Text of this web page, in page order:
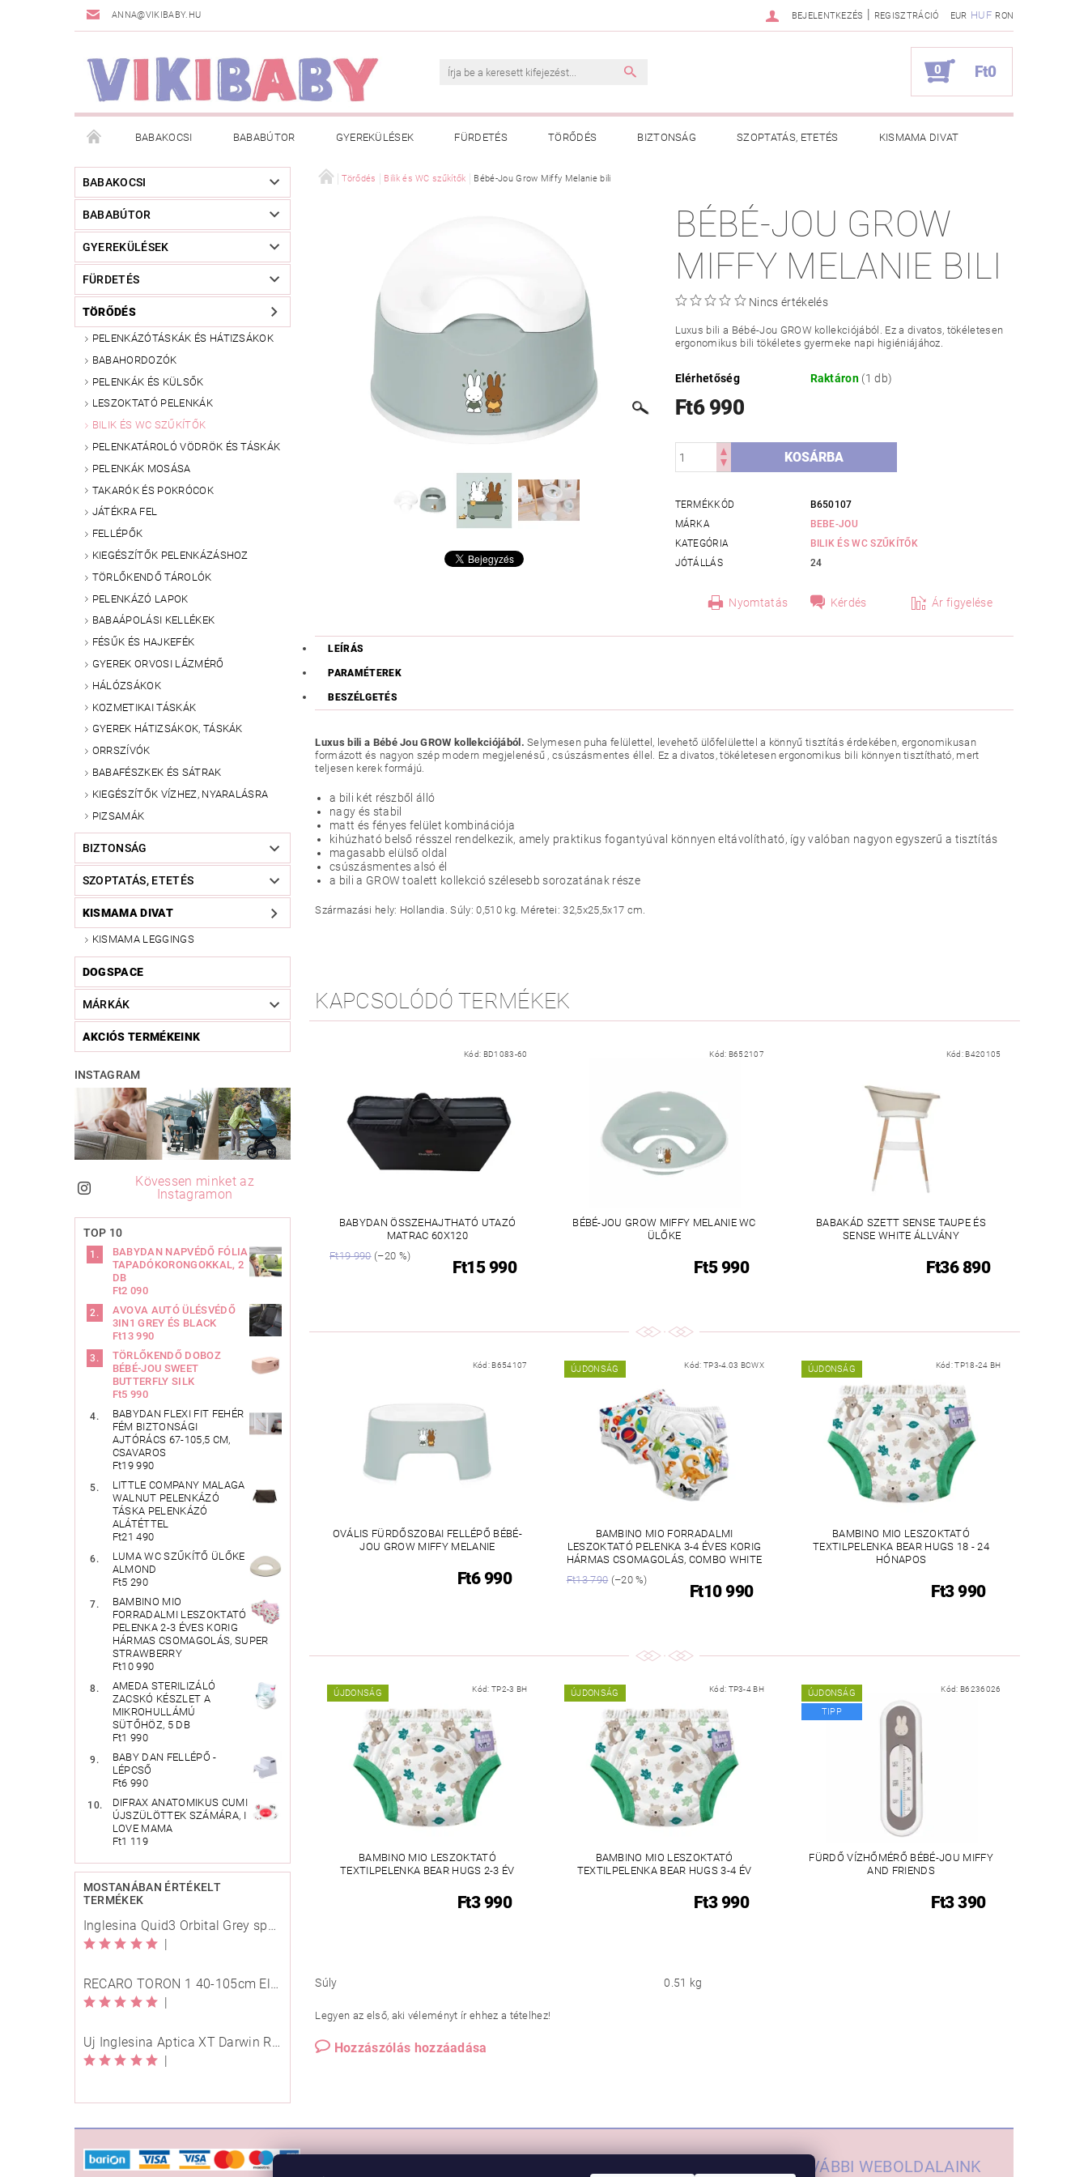
ANNA@VIKIBABY.HU EUR HUF RON
BEJELENTKEZÉS | REGISZTRÁCIÓ
0 Ft0
BABAKOCSI BABABÚTOR GYEREKÜLÉSEK FÜRDETÉS TÖRŐDÉS BIZTONSÁG SZOPTATÁS, ETETÉS KISMAMA DIVAT
DOGSPACE AKCIÓS TERMÉKEINK VÁSÁRLÁSI FELTÉTELEK ADATKEZELÉSI TÁJÉKOZTATÓ
TÖRZSVÁSÁRLÓI PROGRAM RÓLUNK HASZNOS TANÁCSOK RENDELÉSEM
BABAKOCSI
BABABÚTOR
GYEREKÜLÉSEK
FÜRDETÉS
TÖRŐDÉS
PELENKÁZÓTÁSKÁK ÉS HÁTIZSÁKOK
BABAHORDOZÓK
PELENKÁK ÉS KÜLSŐK
LESZOKTATÓ PELENKÁK
BILIK ÉS WC SZŰKÍTŐK
PELENKATÁROLÓ VÖDRÖK ÉS TÁSKÁK
PELENKÁK MOSÁSA
TAKARÓK ÉS POKRÓCOK
JÁTÉKRA FEL
FELLÉPŐK
KIEGÉSZÍTŐK PELENKÁZÁSHOZ
TÖRLŐKENDŐ TÁROLÓK
PELENKÁZÓ LAPOK
BABAÁPOLÁSI KELLÉKEK
FÉSŰK ÉS HAJKEFÉK
GYEREK ORVOSI LÁZMÉRŐ
HÁLÓZSÁKOK
KOZMETIKAI TÁSKÁK
GYEREK HÁTIZSÁKOK, TÁSKÁK
ORRSZÍVÓK
BABAFÉSZKEK ÉS SÁTRAK
KIEGÉSZÍTŐK VÍZHEZ, NYARALÁSRA
PIZSAMÁK
BIZTONSÁG
SZOPTATÁS, ETETÉS
KISMAMA DIVAT
KISMAMA LEGGINGS
DOGSPACE
MÁRKÁK
AKCIÓS TERMÉKEINK
INSTAGRAM
Kövessen minket az
Instagramon
TOP 10
BABYDAN NAPVÉDŐ FÓLIA
TAPADÓKORONGOKKAL, 2
DB
Ft2 090
AVOVA AUTÓ ÜLÉSVÉDŐ
3IN1 GREY ÉS BLACK
Ft13 990
TÖRLŐKENDŐ DOBOZ
BÉBÉ-JOU SWEET
BUTTERFLY SILK
Ft5 990
BABYDAN FLEXI FIT FEHÉR
FÉM BIZTONSÁGI
AJTÓRÁCS 67-105,5 CM,
CSAVAROS
Ft19 990
LITTLE COMPANY MALAGA
WALNUT PELENKÁZÓ
TÁSKA PELENKÁZÓ
ALÁTÉTTEL
Ft21 490
LUMA WC SZŰKÍTŐ ÜLŐKE
ALMOND
Ft5 290
BAMBINO MIO
FORRADALMI LESZOKTATÓ
PELENKA 2-3 ÉVES KORIG
HÁRMAS CSOMAGOLÁS, SUPER
STRAWBERRY
Ft10 990
AMEDA STERILIZÁLÓ
ZACSKÓ KÉSZLET A
MIKROHULLÁMÚ
SÜTŐHÖZ, 5 DB
Ft1 990
BABY DAN FELLÉPŐ -
LÉPCSŐ
Ft6 990
DIFRAX ANATOMIKUS CUMI
ÚJSZÜLÖTTEK SZÁMÁRA, I
LOVE MAMA
Ft1 119
MOSTANÁBAN ÉRTÉKELT
TERMÉKEK
Inglesina Quid3 Orbital Grey sport babakocsi
RECARO TORON 1 40-105cm Elegant Beige
Új Inglesina Aptica XT Darwin Recline Evo 4in1 Himalaya Blue multifunkciós babakocsi
Törődés Bilik és WC szűkítők Bébé-Jou Grow Miffy Melanie bili
BÉBÉ-JOU GROW
MIFFY MELANIE BILI
Nincs értékelés
Luxus bili a Bébé-Jou GROW kollekciójából. Ez a divatos, tökéletesen
ergonomikus bili tökéletes gyermeke napi higiéniájához.
Elérhetőség Raktáron (1 db)
Ft6 990
TERMÉKKÓD
B650107
MÁRKA
BEBE-JOU
KATEGÓRIA
BILIK ÉS WC SZŰKÍTŐK
JÓTÁLLÁS
24
Nyomtatás Kérdés Ár figyelése
LEÍRÁS
PARAMÉTEREK
BESZÉLGETÉS
Luxus bili a Bébé Jou GROW kollekciójából.Selymesen puha felülettel, levehető ülőfelülettel a könnyű tisztítás érdekében, ergonomikusan
formázott és nagyon szép modern megjelenésű , csúszásmentes éllel. Ez a divatos, tökéletesen ergonomikus bili könnyen tisztítható, mert
teljesen kerek formájú.
a bili két részből álló
nagy és stabil
matt és fényes felület kombinációja
kihúzható belső résszel rendelkezik, amely praktikus fogantyúval könnyen eltávolítható, így valóban nagyon egyszerű a tisztítás
magasabb elülső oldal
csúszásmentes alsó él
a bili a GROW toalett kollekció szélesebb sorozatának része
Származási hely: Hollandia. Súly: 0,510 kg. Méretei: 32,5x25,5x17 cm.
KAPCSOLÓDÓ TERMÉKEK
Kód: BD1083-60
BABYDAN ÖSSZEHAJTHATÓ UTAZÓ
MATRAC 60X120
Ft19 990(–20 %)
Ft15 990
Kód: B652107
BÉBÉ-JOU GROW MIFFY MELANIE WC
ÜLŐKE
Ft5 990
Kód: B420105
BABAKÁD SZETT SENSE TAUPE ÉS
SENSE WHITE ÁLLVÁNY
Ft36 890
Kód: B654107
OVÁLIS FÜRDŐSZOBAI FELLÉPŐ BÉBÉ-
JOU GROW MIFFY MELANIE
Ft6 990
ÚJDONSÁG Kód: TP3-4.03 BCWX
BAMBINO MIO FORRADALMI
LESZOKTATÓ PELENKA 3-4 ÉVES KORIG
HÁRMAS CSOMAGOLÁS, COMBO WHITE
Ft13 790(–20 %)
Ft10 990
ÚJDONSÁG Kód:TP18-24 BH
BAMBINO MIO LESZOKTATÓ
TEXTILPELENKA BEAR HUGS 18 - 24
HÓNAPOS
Ft3 990
ÚJDONSÁG Kód: TP2-3 BH
BAMBINO MIO LESZOKTATÓ
TEXTILPELENKA BEAR HUGS 2-3 ÉV
Ft3 990
ÚJDONSÁG Kód: TP3-4 BH
BAMBINO MIO LESZOKTATÓ
TEXTILPELENKA BEAR HUGS 3-4 ÉV
Ft3 990
ÚJDONSÁG
TIPP
Kód: B6236026
FÜRDŐ VÍZHŐMÉRŐ BÉBÉ-JOU MIFFY
AND FRIENDS
Ft3 390
Súly 0.51 kg
Legyen az első, aki véleményt ír ehhez a tételhez!
Hozzászólás hozzáadása
TOVÁBBI WEBOLDALAINK